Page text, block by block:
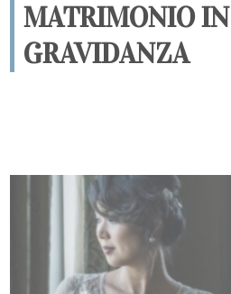
MATRIMONIO IN
GRAVIDANZA